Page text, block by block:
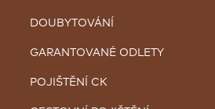
DOUBYTOVÁNÍ
GARANTOVANÉ ODLETY
POJIŠTĚNÍ CK